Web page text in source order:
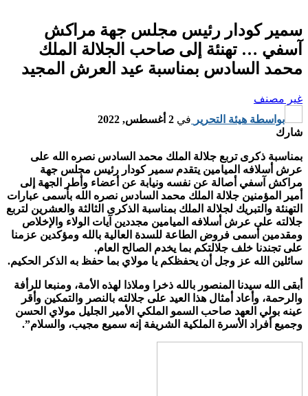
سمير كودار رئيس مجلس جهة مراكش
آسفي … تهنئة إلى صاحب الجلالة الملك
محمد السادس بمناسبة عيد العرش المجيد
غير مصنف
بواسطة هيئة التحرير في 2 أغسطس, 2022
شارك
بمناسبة ذكرى تربع جلالة الملك محمد السادس نصره الله على
عرش أسلافه الميامين يتقدم سمير كودار رئيس مجلس جهة
مراكش آسفي أصالة عن نفسه ونيابة عن أعضاء وأطر الجهة إلى
أمير المؤمنين جلالة الملك محمد السادس نصره الله بأسمى عبارات
التهنئة والتبريك لجلالة الملك بمناسبة الذكرى الثالثة والعشرين لتربع
جلالته على عرش أسلافه الميامين مجددين آيات الولاء والإخلاص
ومقدمين أسمى فروض الطاعة للسدة العالية بالله ومؤكدين عزمنا
على تجندنا خلف جلالتكم بما يخدم الصالح العام.
سائلين الله عز وجل أن يحفظكم يا مولاي بما حفظ به الذكر الحكيم.
أبقى الله سيدنا المنصور بالله ذخرا وملاذا لهذه الأمة، ومنبعا للرأفة
والرحمة، وأعاد أمثال هذا العيد على جلالته بالنصر والتمكين وأقر
عينه بولي العهد صاحب السمو الملكي الأمير الجليل مولاي الحسن
وجميع أفراد الأسرة الملكية الشريفة إنه سميع مجيب، والسلام”.